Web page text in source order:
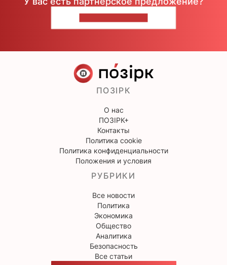
ПОЗІРК
О нас
ПОЗІРК+
Контакты
Политика cookie
Политика конфиденциальности
Положения и условия
РУБРИКИ
Все новости
Политика
Экономика
Общество
Аналитика
Безопасность
Все статьи